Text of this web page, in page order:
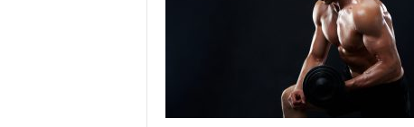
,
p
o